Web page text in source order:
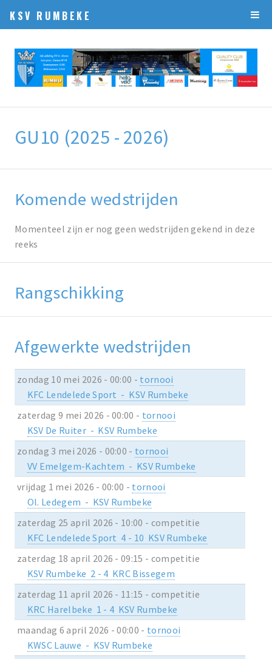
KSV RUMBEKE
GU10 (2025 - 2026)
Komende wedstrijden
Momenteel zijn er nog geen wedstrijden gekend in deze
reeks
Rangschikking
Afgewerkte wedstrijden
zondag 10 mei 2026 - 00:00 - tornooi
KFC Lendelede Sport - KSV Rumbeke
zaterdag 9 mei 2026 - 00:00 - tornooi
KSV De Ruiter - KSV Rumbeke
zondag 3 mei 2026 - 00:00 - tornooi
VV Emelgem-Kachtem - KSV Rumbeke
vrijdag 1 mei 2026 - 00:00 - tornooi
Ol. Ledegem - KSV Rumbeke
zaterdag 25 april 2026 - 10:00 - competitie
KFC Lendelede Sport 4 - 10 KSV Rumbeke
zaterdag 18 april 2026 - 09:15 - competitie
KSV Rumbeke 2 - 4 KRC Bissegem
zaterdag 11 april 2026 - 11:15 - competitie
KRC Harelbeke 1 - 4 KSV Rumbeke
maandag 6 april 2026 - 00:00 - tornooi
KWSC Lauwe - KSV Rumbeke